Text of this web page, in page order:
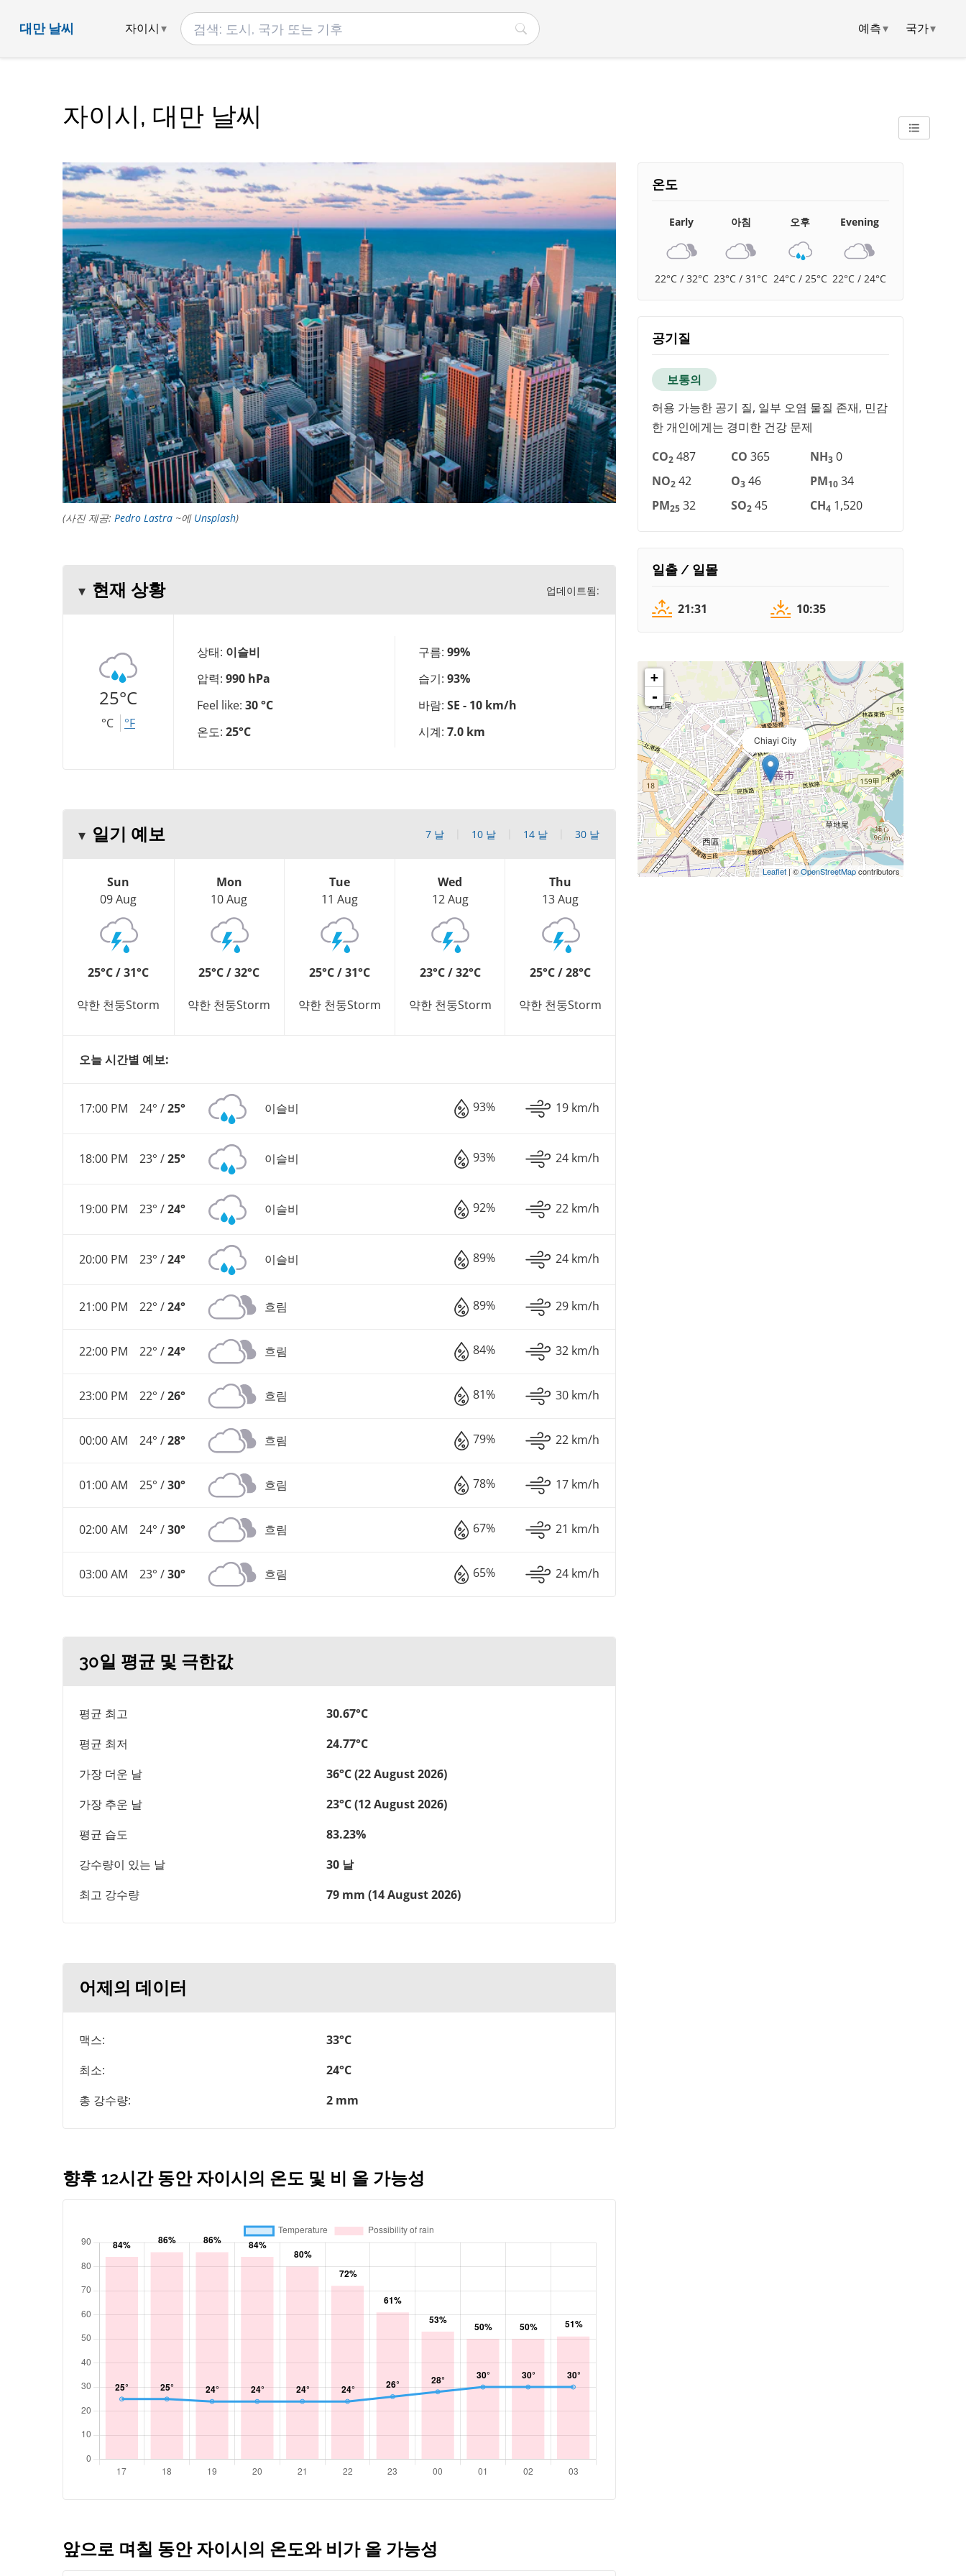
대만 날씨 자이시 예측▾ 국가▾
자이시, 대만 날씨
(사진 제공: Pedro Lastra ~에 Unsplash)
현재 상황 업데이트됨:
25°C
°C °F
상태: 이슬비
압력: 990 hPa
Feel like: 30 °C
온도: 25°C
구름: 99%
습기: 93%
바람: SE - 10 km/h
시계: 7.0 km
일기 예보 7 날 10 날 14 날 30 날
Sun
09 Aug
25°C / 31°C
약한 천둥Storm
Mon
10 Aug
25°C / 32°C
약한 천둥Storm
Tue
11 Aug
25°C / 31°C
약한 천둥Storm
Wed
12 Aug
23°C / 32°C
약한 천둥Storm
Thu
13 Aug
25°C / 28°C
약한 천둥Storm
오늘 시간별 예보:
17:00 PM 24° /25° 이슬비 93% 19 km/h
18:00 PM 23° /25° 이슬비 93% 24 km/h
19:00 PM 23° /24° 이슬비 92% 22 km/h
20:00 PM 23° /24° 이슬비 89% 24 km/h
21:00 PM 22° /24° 흐림 89% 29 km/h
22:00 PM 22° /24° 흐림 84% 32 km/h
23:00 PM 22° /26° 흐림 81% 30 km/h
00:00 AM 24° /28° 흐림 79% 22 km/h
01:00 AM 25° /30° 흐림 78% 17 km/h
02:00 AM 24° /30° 흐림 67% 21 km/h
03:00 AM 23° /30° 흐림 65% 24 km/h
30일 평균 및 극한값
평균 최고
30.67°C
평균 최저
24.77°C
가장 더운 날
36°C (22 August 2026)
가장 추운 날
23°C (12 August 2026)
평균 습도
83.23%
강수량이 있는 날
30 날
최고 강수량
79 mm (14 August 2026)
어제의 데이터
맥스:
33°C
최소:
24°C
총 강수량:
2 mm
향후 12시간 동안 자이시의 온도 및 비 올 가능성
앞으로 며칠 동안 자이시의 온도와 비가 올 가능성
온도
Early
22°C / 32°C
아침
23°C / 31°C
오후
24°C / 25°C
Evening
22°C / 24°C
공기질
보통의
허용 가능한 공기 질, 일부 오염 물질 존재, 민감
한 개인에게는 경미한 건강 문제
CO2 487 CO 365 NH3 0
NO2 42 O3 46 PM10 34
PM25 32 SO2 45 CH4 1,520
일출 / 일몰
21:31 10:35
Chiayi City
+
-
Leaflet | ©OpenStreetMapcontributors